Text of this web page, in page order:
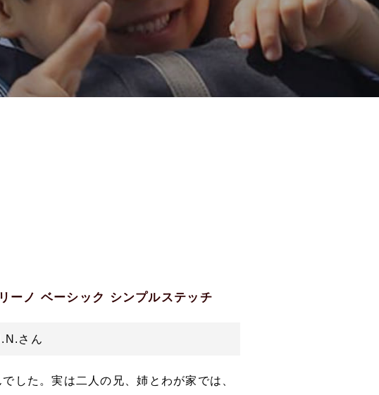
ーノ ベーシック シンプルステッチ
さん
した。実は二人の兄、姉とわが家では、